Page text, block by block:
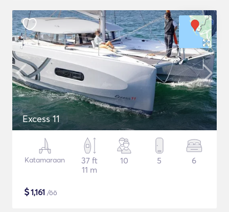
Excess 11
Katamaraan
37 ft
11 m
10 5 6
$1,161 /öö